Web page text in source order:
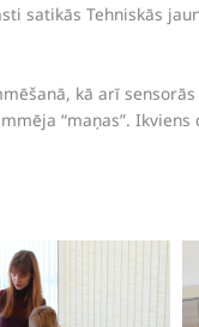
satikās Tehniskās
kā arī
“maņas”.